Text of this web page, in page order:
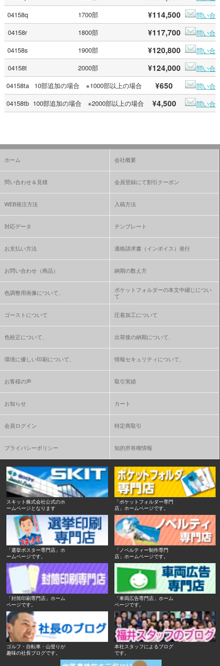
04158q
1700部 ¥114,500
問い合
04158r
1800部 ¥117,700
問い合
04158s
1900部 ¥120,800
問い合
04158t
2000部 ¥124,000
問い合
04158ta
10部追加の場合 ※1000部以上の場合 ¥650
問い合
04158tb 100部追加の場合 ※2000部以上の場合 ¥4,500 問い合
ホーム 会社概要
問い合わせ＆見積 会員登録にて割引クーポン
WEB発注方法 入稿方法
対応データ テンプレート
お支払い方法 適格請求書（インボイス）発行
お問い合わせ（商品） 納期の数え方
色調整用画像について、
ポケットフォルダーの本文中綴じについ
て
ゴーストについて 圧着加工について
色校正について、 出荷後の納期について、
環境に優しい印刷について、 情報セキュリティについて、
お客様の声 取引実績
お知らせ カート
会員ログイン 特定商取引
プライバシーポリシー 知的所有権情報
スキット株式会社公式のホ
ームページとなります
「ポケットフォルダー専門
店」ホームページです。
「選挙ポスター専門店」ホ
ームページです。
「ノベルティー制作専門
店」ホームページです。
「封筒印刷専門店」ホーム
ページです。
「車両広告専門店」ホーム
ページです。
ゴルフ・自転車・山登りが
趣味の社長ブログです。
本社スタッフによるブログ
です。